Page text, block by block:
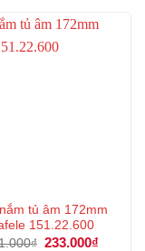
tủ âm 172mm
151.22.600
₫ Giá
233.000₫